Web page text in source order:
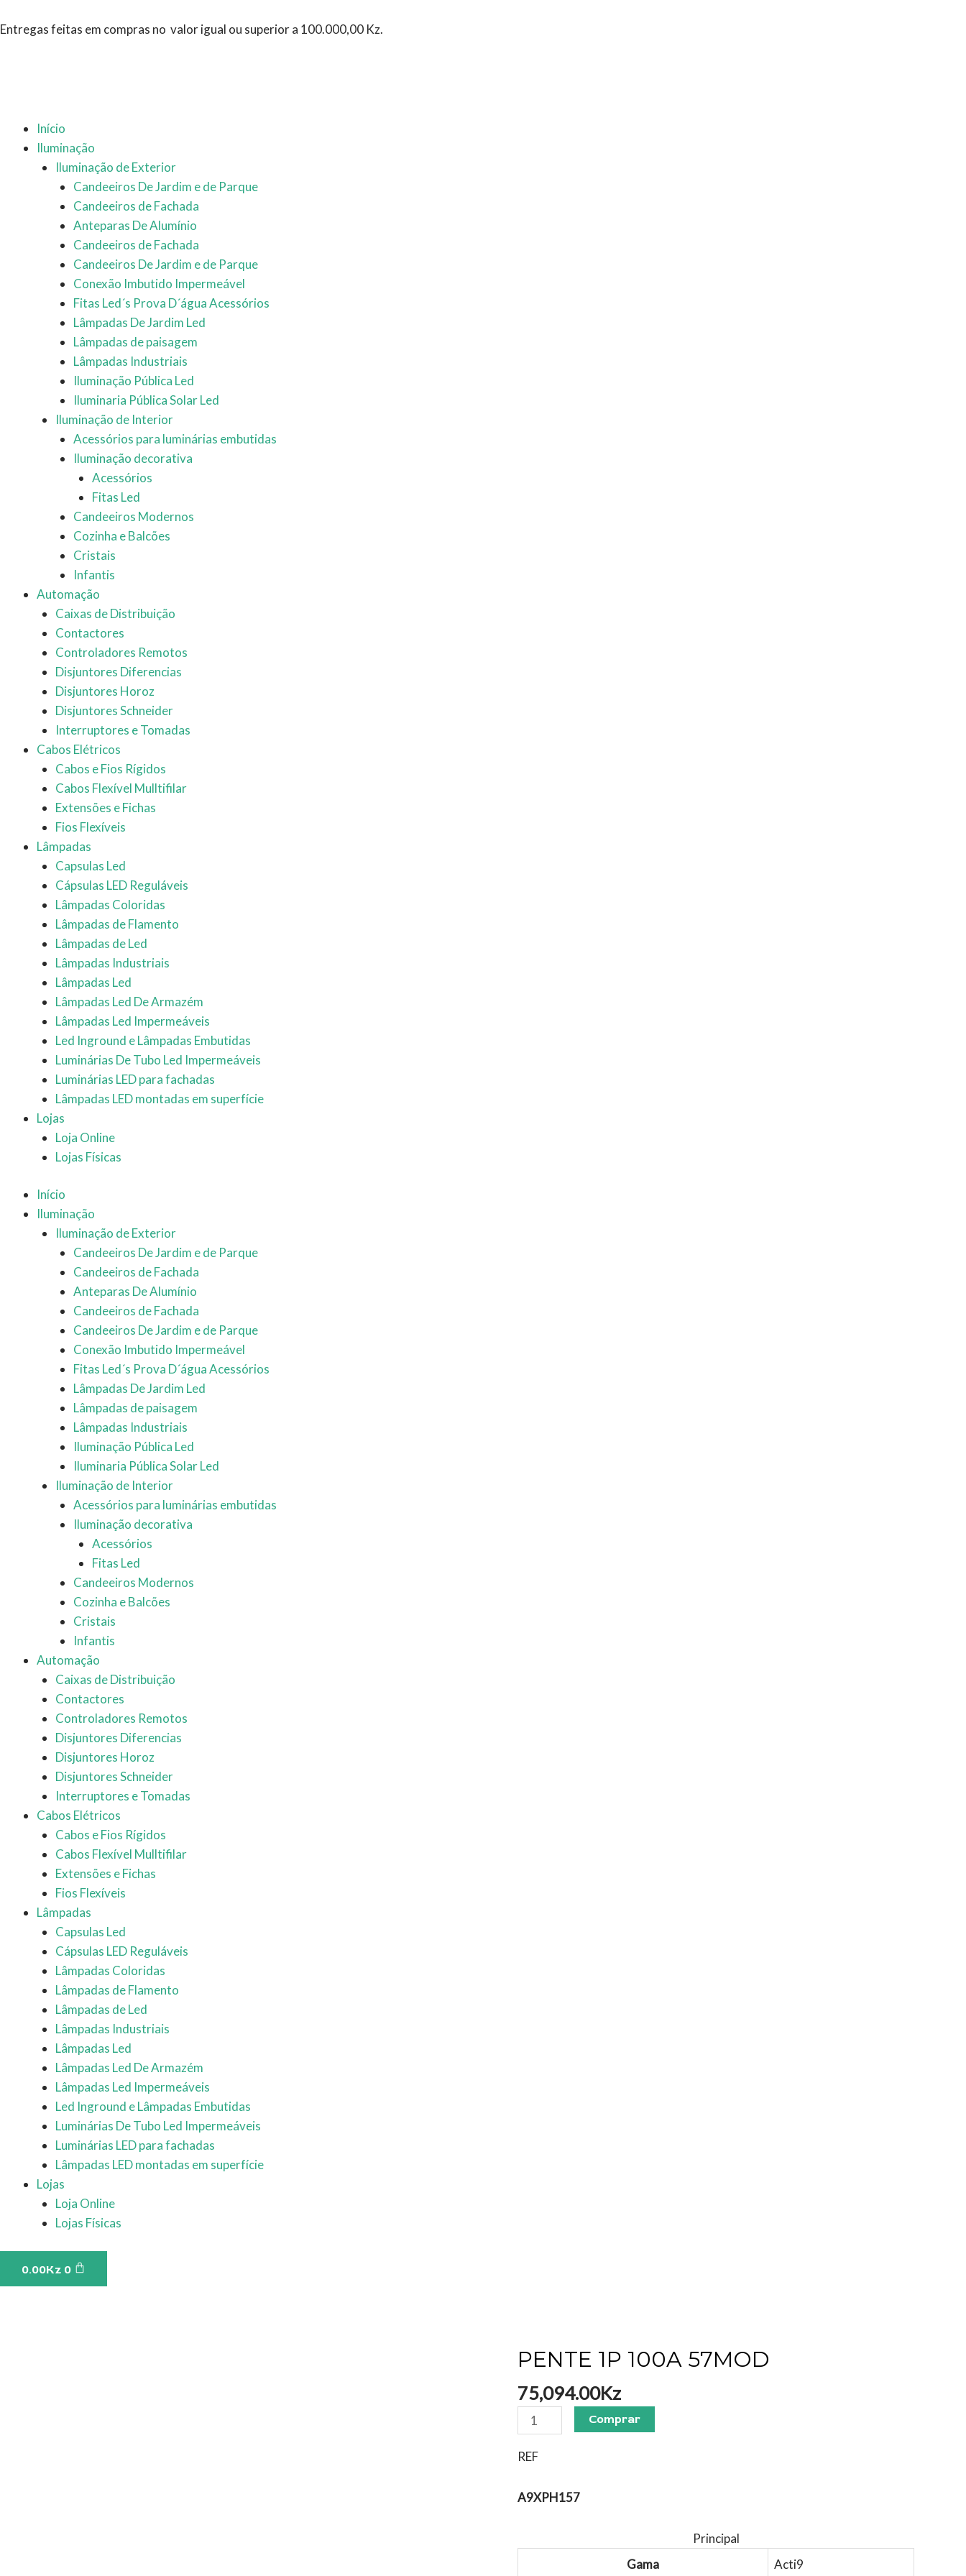
para
Entregas feitas em compras no valor igual ou superior a 100.000,00 Kz.
Início
Iluminação
Iluminação de Exterior
Candeeiros De Jardim e de Parque
Candeeiros de Fachada
Anteparas De Alumínio
Candeeiros de Fachada
Candeeiros De Jardim e de Parque
Conexão Imbutido Impermeável
Fitas Led´s Prova D´água Acessórios
Lâmpadas De Jardim Led
Lâmpadas de paisagem
Lâmpadas Industriais
Iluminação Pública Led
Iluminaria Pública Solar Led
Iluminação de Interior
Acessórios para luminárias embutidas
Iluminação decorativa
Acessórios
Fitas Led
Candeeiros Modernos
Cozinha e Balcões
Cristais
Infantis
Automação
Caixas de Distribuição
Contactores
Controladores Remotos
Disjuntores Diferencias
Disjuntores Horoz
Disjuntores Schneider
Interruptores e Tomadas
Cabos Elétricos
Cabos e Fios Rígidos
Cabos Flexível Mulltifilar
Extensões e Fichas
Fios Flexíveis
Lâmpadas
Capsulas Led
Cápsulas LED Reguláveis
Lâmpadas Coloridas
Lâmpadas de Flamento
Lâmpadas de Led
Lâmpadas Industriais
Lâmpadas Led
Lâmpadas Led De Armazém
Lâmpadas Led Impermeáveis
Led Inground e Lâmpadas Embutidas
Luminárias De Tubo Led Impermeáveis
Luminárias LED para fachadas
Lâmpadas LED montadas em superfície
Lojas
Loja Online
Lojas Físicas
Início
Iluminação
Iluminação de Exterior
Candeeiros De Jardim e de Parque
Candeeiros de Fachada
Anteparas De Alumínio
Candeeiros de Fachada
Candeeiros De Jardim e de Parque
Conexão Imbutido Impermeável
Fitas Led´s Prova D´água Acessórios
Lâmpadas De Jardim Led
Lâmpadas de paisagem
Lâmpadas Industriais
Iluminação Pública Led
Iluminaria Pública Solar Led
Iluminação de Interior
Acessórios para luminárias embutidas
Iluminação decorativa
Acessórios
Fitas Led
Candeeiros Modernos
Cozinha e Balcões
Cristais
Infantis
Automação
Caixas de Distribuição
Contactores
Controladores Remotos
Disjuntores Diferencias
Disjuntores Horoz
Disjuntores Schneider
Interruptores e Tomadas
Cabos Elétricos
Cabos e Fios Rígidos
Cabos Flexível Mulltifilar
Extensões e Fichas
Fios Flexíveis
Lâmpadas
Capsulas Led
Cápsulas LED Reguláveis
Lâmpadas Coloridas
Lâmpadas de Flamento
Lâmpadas de Led
Lâmpadas Industriais
Lâmpadas Led
Lâmpadas Led De Armazém
Lâmpadas Led Impermeáveis
Led Inground e Lâmpadas Embutidas
Luminárias De Tubo Led Impermeáveis
Luminárias LED para fachadas
Lâmpadas LED montadas em superfície
Lojas
Loja Online
Lojas Físicas
0.00Kz 0
Cart
PENTE 1P 100A 57MOD
75,094.00Kz
PENTE
100A
57MOD
quantidade
Comprar
REF
A9XPH157
Principal
Gama
Acti9